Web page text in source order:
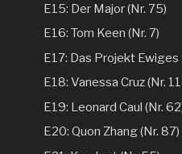
E15: Der Major (Nr. 75)
E16: Tom Keen (Nr. 7)
E17: Das Projekt Ewiges
E18: Vanessa Cruz (Nr.
E19: Leonard Caul (Nr.
E20: Quon Zhang (Nr. 87)